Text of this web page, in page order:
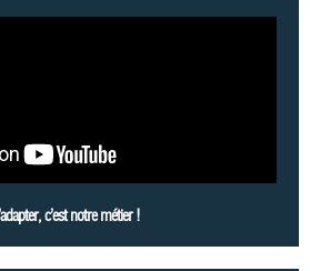
c’est notre métier !